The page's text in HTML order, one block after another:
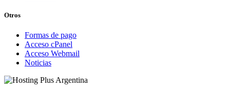
Otros
Formas de pago
Acceso cPanel
Acceso Webmail
Noticias